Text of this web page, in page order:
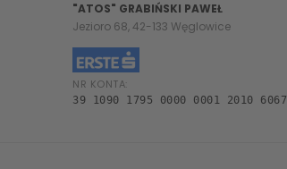
"ATOS" GRABIŃSKI PAWEŁ
Jezioro 68, 42-133 Węglowice
NR KONTA:
39 1090 1795 0000 0001 2010 6067